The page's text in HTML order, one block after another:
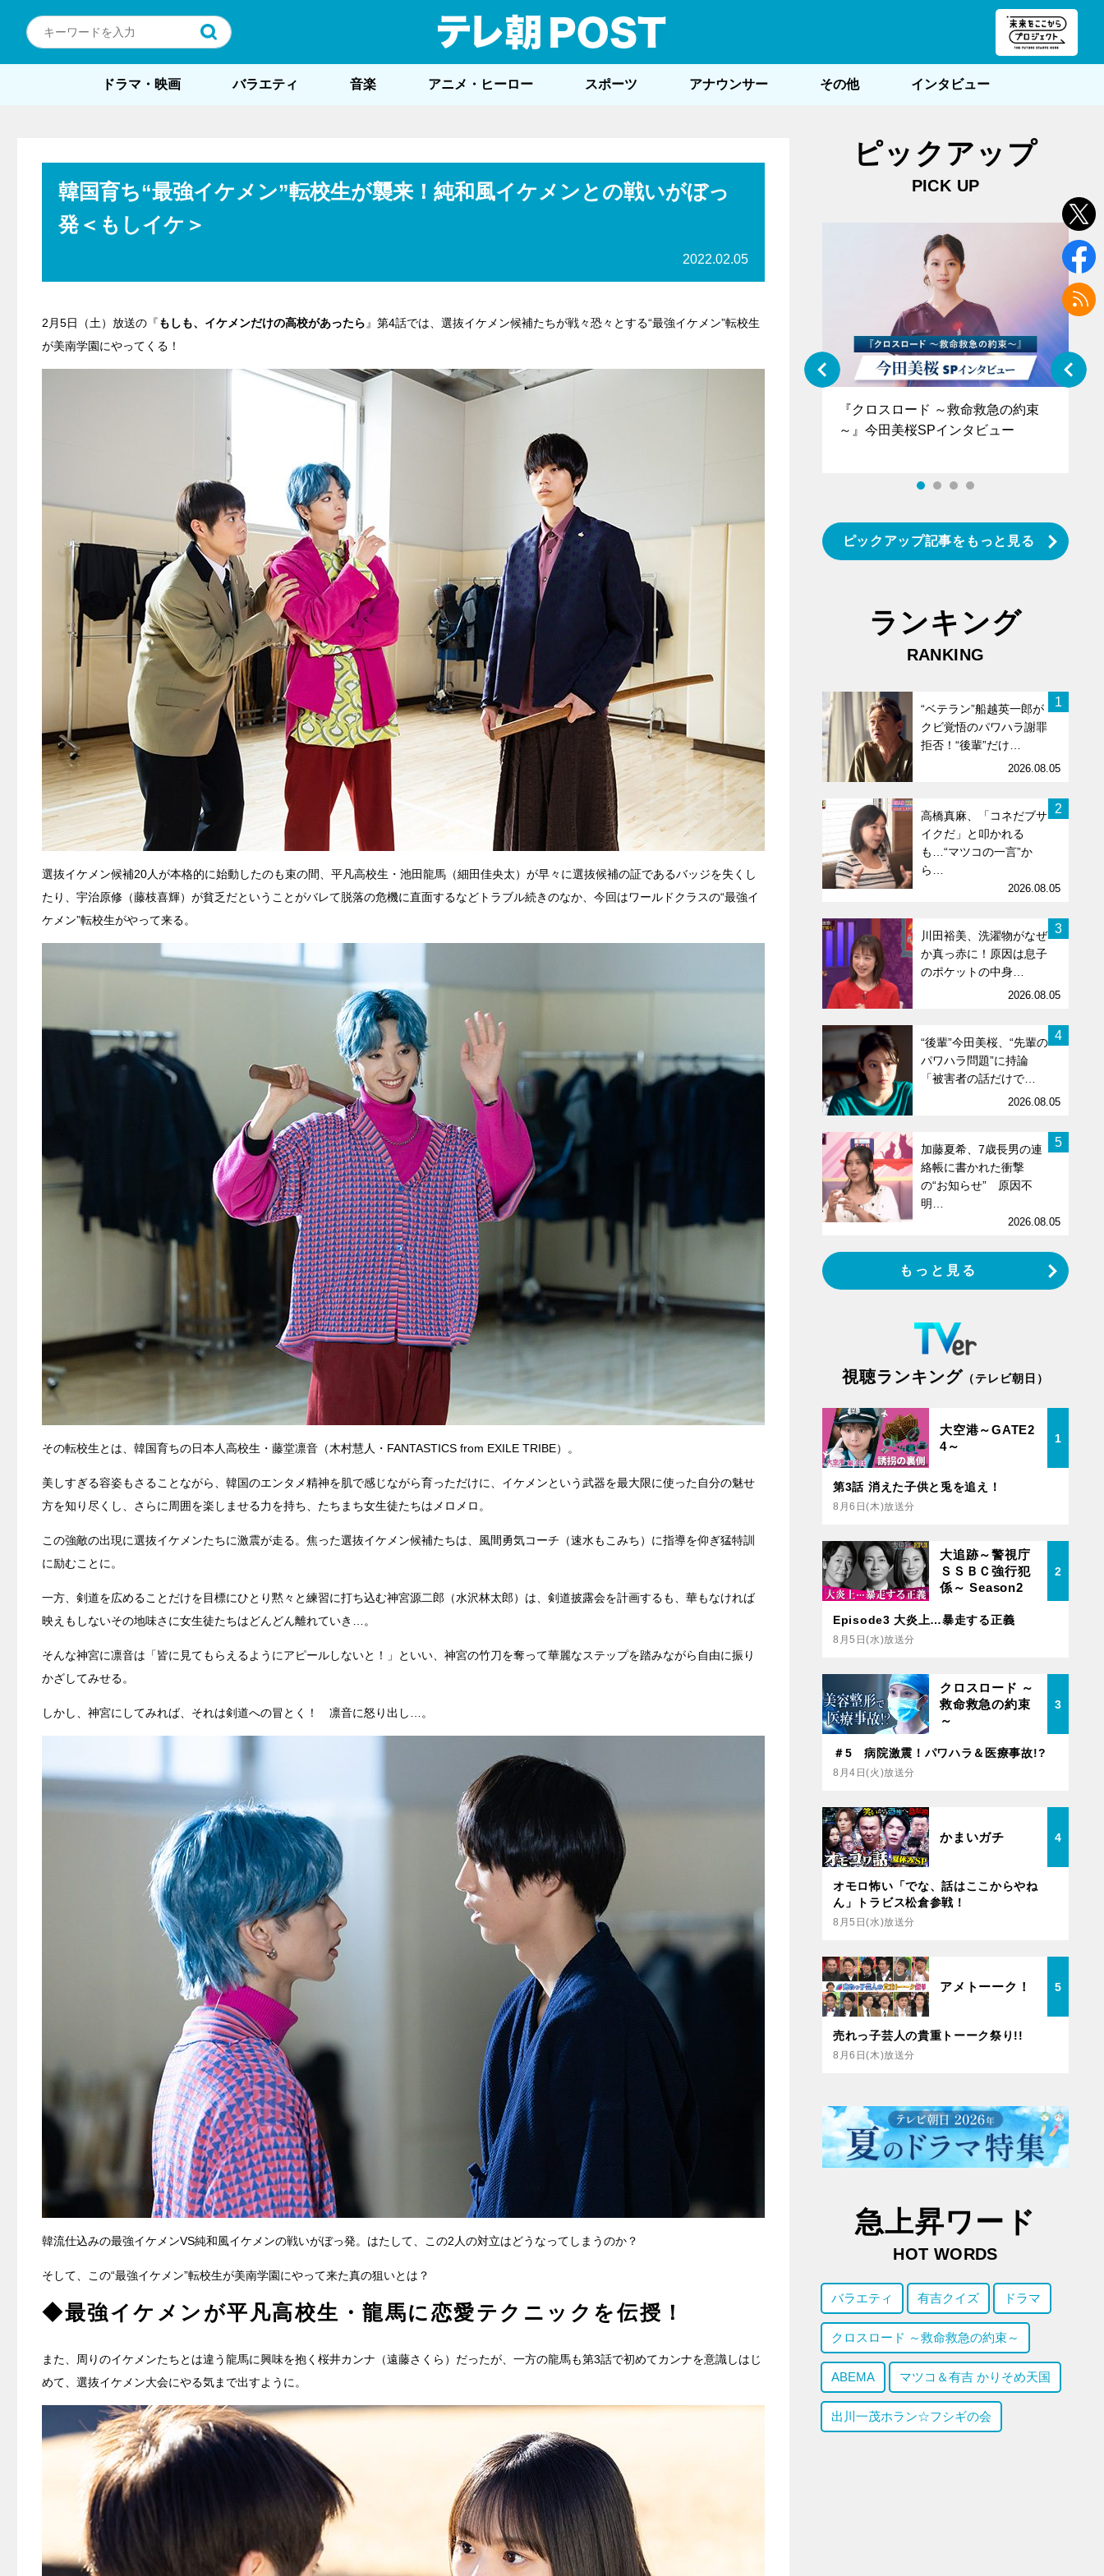
ドラマ・映画 バラエティ 音楽 アニメ・ヒーロー スポーツ アナウンサー その他 インタビュー
韓国育ち“最強イケメン”転校生が襲来！純和風イケメンとの戦いがぼっ
発＜もしイケ＞
2022.02.05
2月5日（土）放送の『もしも、イケメンだけの高校があったら 』第4話では、選抜イケメン候補たちが戦々恐々とする“最強イケメン”転校生
が美南学園にやってくる！
選抜イケメン候補20人が本格的に始動したのも束の間、平凡高校生・池田龍馬（細田佳央太）が早々に選抜候補の証であるバッジを失くし
たり、宇治原修（藤枝喜輝）が貧乏だということがバレて脱落の危機に直面するなどトラブル続きのなか、今回はワールドクラスの“最強イ
ケメン”転校生がやって来る。
その転校生とは、韓国育ちの日本人高校生・藤堂凛音（木村慧人・FANTASTICS from EXILE TRIBE）。
美しすぎる容姿もさることながら、韓国のエンタメ精神を肌で感じながら育っただけに、イケメンという武器を最大限に使った自分の魅せ
方を知り尽くし、さらに周囲を楽しませる力を持ち、たちまち女生徒たちはメロメロ。
この強敵の出現に選抜イケメンたちに激震が走る。焦った選抜イケメン候補たちは、風間勇気コーチ（速水もこみち）に指導を仰ぎ猛特訓
に励むことに。
一方、剣道を広めることだけを目標にひとり黙々と練習に打ち込む神宮源二郎（水沢林太郎）は、剣道披露会を計画するも、華もなければ
映えもしないその地味さに女生徒たちはどんどん離れていき…。
そんな神宮に凛音は「皆に見てもらえるようにアピールしないと！」といい、神宮の竹刀を奪って華麗なステップを踏みながら自由に振り
かざしてみせる。
しかし、神宮にしてみれば、それは剣道への冒とく！ 凛音に怒り出し…。
韓流仕込みの最強イケメンVS純和風イケメンの戦いがぼっ発。はたして、この2人の対立はどうなってしまうのか？
そして、この“最強イケメン”転校生が美南学園にやって来た真の狙いとは？
◆最強イケメンが平凡高校生・龍馬に恋愛テクニックを伝授！
また、周りのイケメンたちとは違う龍馬に興味を抱く桜井カンナ（遠藤さくら）だったが、一方の龍馬も第3話で初めてカンナを意識しはじ
めて、選抜イケメン大会にやる気まで出すように。
ピックアップ
PICK UP
『クロスロード ～救命救急の約束
～』今田美桜SPインタビュー
ピックアップ記事をもっと見る
ランキング
RANKING
1
“ベテラン”船越英一郎が
クビ覚悟のパワハラ謝罪
拒否！“後輩”だけ…
2026.08.05
2
高橋真麻、「コネだブサ
イクだ」と叩かれる
も…“マツコの一言”か
ら…
2026.08.05
3
川田裕美、洗濯物がなぜ
か真っ赤に！原因は息子
のポケットの中身…
2026.08.05
4
“後輩”今田美桜、“先輩の
パワハラ問題”に持論
「被害者の話だけで…
2026.08.05
5
加藤夏希、7歳長男の連
絡帳に書かれた衝撃
の“お知らせ” 原因不
明…
2026.08.05
もっと見る
視聴ランキング （テレビ朝日）
大空港～GATE2
4～
1
第3話 消えた子供と兎を追え！
8月6日(木)放送分
大追跡～警視庁
ＳＳＢＣ強行犯
係～ Season2
2
Episode3 大炎上…暴走する正義
8月5日(水)放送分
クロスロード ～
救命救急の約束
～
3
＃5 病院激震！パワハラ＆医療事故!?
8月4日(火)放送分
かまいガチ 4
オモロ怖い「でな、話はここからやね
ん」トラビス松倉参戦！
8月5日(水)放送分
アメトーーク！ 5
売れっ子芸人の貴重トーーク祭り!!
8月6日(木)放送分
急上昇ワード
HOT WORDS
バラエティ 有吉クイズ ドラマ
クロスロード ～救命救急の約束～
ABEMA マツコ＆有吉 かりそめ天国
出川一茂ホラン☆フシギの会